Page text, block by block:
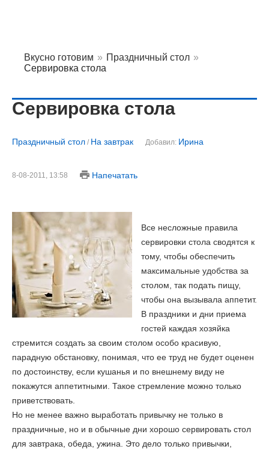
Вкусно готовим » Праздничный стол »
Сервировка стола
Сервировка стола
Праздничный стол / На завтрак Добавил: Ирина
8-08-2011, 13:58 Напечатать
Все несложные правила
сервировки стола сводятся к
тому, чтобы обеспечить
максимальные удобства за
столом, так подать пищу,
чтобы она вызывала аппетит.
В праздники и дни приема
гостей каждая хозяйка
стремится создать за своим столом особо красивую,
парадную обстановку, понимая, что ее труд не будет оценен
по достоинству, если кушанья и по внешнему виду не
покажутся аппетитными. Такое стремление можно только
приветствовать.
Но не менее важно выработать привычку не только в
праздничные, но и в обычные дни хорошо сервировать стол
для завтрака, обеда, ужина. Это дело только привычки,